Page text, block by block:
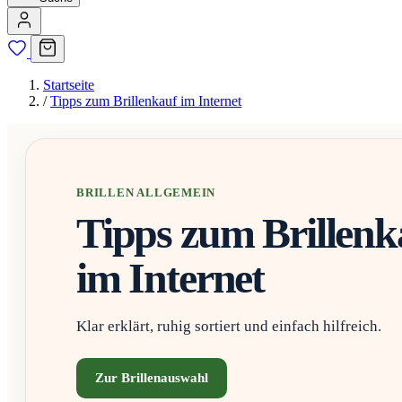
Startseite
/ Tipps zum Brillenkauf im Internet
BRILLEN ALLGEMEIN
Tipps zum
im Internet
Klar erklärt, ruhig sortiert und einfach hilfreich.
Zur Brillenauswahl